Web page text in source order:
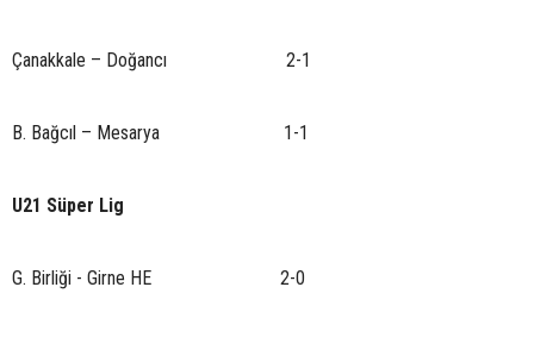
Çanakkale – Doğancı 2-1
B. Bağcıl – Mesarya 1-1
U21 Süper Lig
G. Birliği - Girne HE 2-0